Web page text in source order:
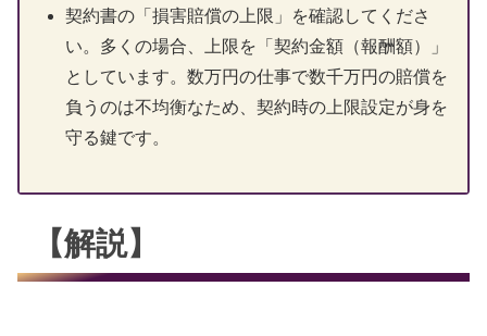
契約書の「損害賠償の上限」を確認してくださ
い。多くの場合、上限を「契約金額（報酬額）」
としています。数万円の仕事で数千万円の賠償を
負うのは不均衡なため、契約時の上限設定が身を
守る鍵です。
【解説】